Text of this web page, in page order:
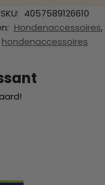
SKU: 4057589126610
Hondenaccessoires,
hondenaccessoires